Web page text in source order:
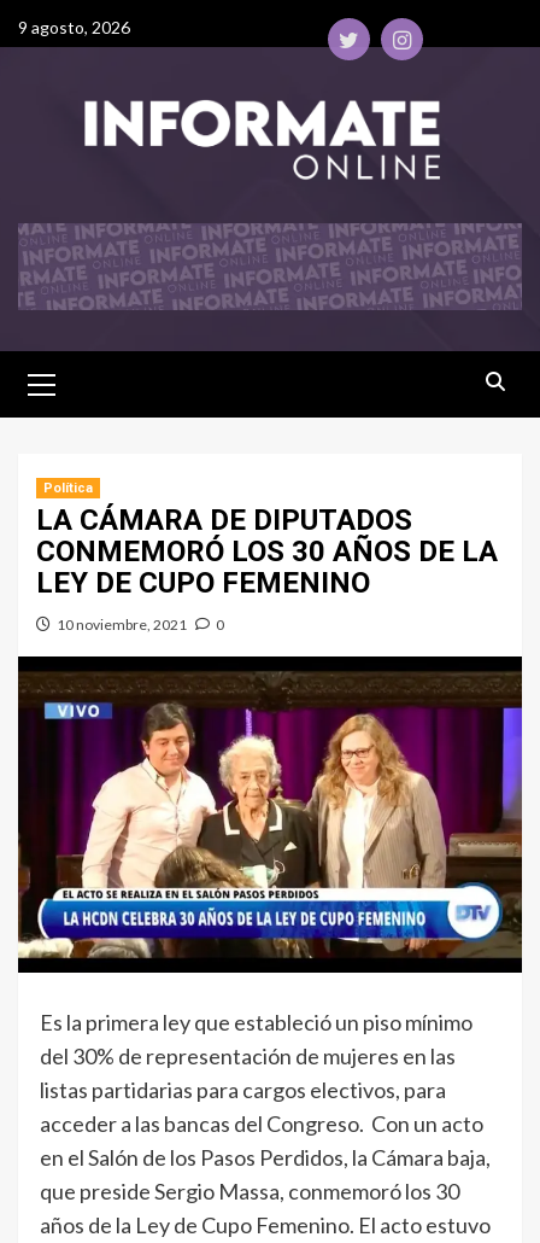
9 agosto, 2026
Política
LA CÁMARA DE DIPUTADOS
CONMEMORÓ LOS 30 AÑOS DE LA
LEY DE CUPO FEMENINO
10 noviembre, 2021 0
Es la primera ley que estableció un piso mínimo
del 30% de representación de mujeres en las
listas partidarias para cargos electivos, para
acceder a las bancas del Congreso. Con un acto
en el Salón de los Pasos Perdidos, la Cámara baja,
que preside Sergio Massa, conmemoró los 30
años de la Ley de Cupo Femenino. El acto estuvo